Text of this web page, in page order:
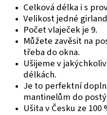
Celková délka i s
Velikost jedné
Počet vlaječek je 9.
Můžete zavěsit na
třeba do okna.
Ušijeme v
délkách.
Je to perfektní
mantinelům do
Ušita v Česku ze 100